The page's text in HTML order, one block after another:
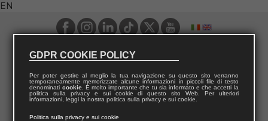
EN
GDPR COOKIE POLICY
Per poter gestire al meglio la tua navigazione su questo sito verranno
temporaneamente memorizzate alcune informazioni in piccoli file di testo
denominati cookie. È molto importante che tu sia informato e che accetti la
politica sulla privacy e sui cookie di questo sito Web. Per ulteriori
informazioni, leggi la nostra politica sulla privacy e sui cookie.
Politica sulla privacy e sui cookie